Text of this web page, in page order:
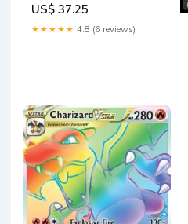
Olivenöl 4x125 gr italienisch
Original Spülmittel
US$ 37.25
★★★★★ 4.8 (6 reviews)